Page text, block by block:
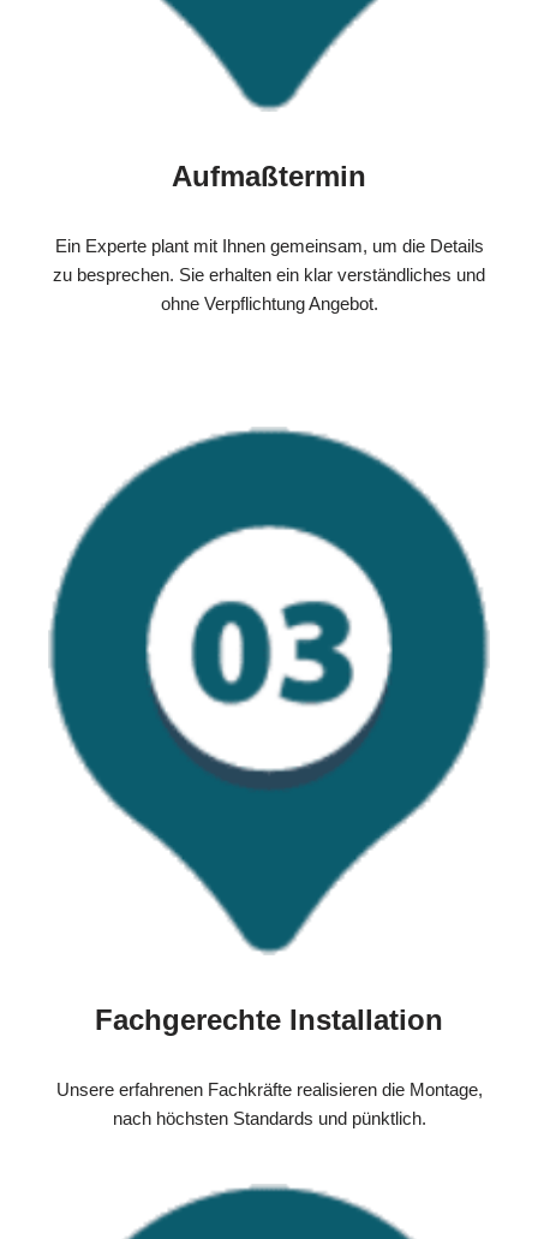
Aufmaßtermin
Ein Experte plant mit Ihnen gemeinsam, um die Details
zu besprechen. Sie erhalten ein klar verständliches und
ohne Verpflichtung Angebot.
Fachgerechte Installation
Unsere erfahrenen Fachkräfte realisieren die Montage,
nach höchsten Standards und pünktlich.